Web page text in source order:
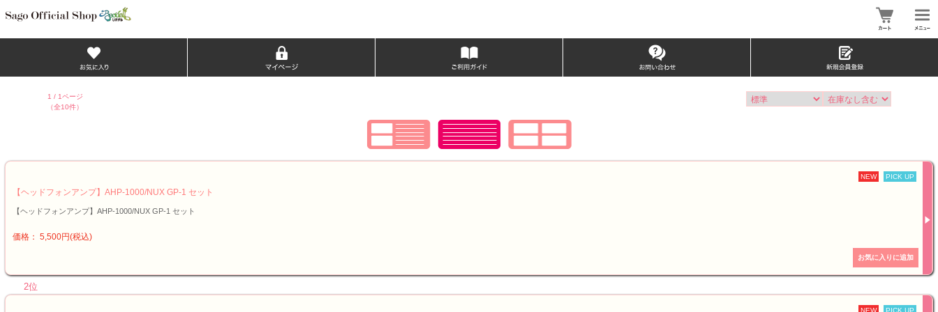
1 / 1ページ
（全10件）
NEW PICK UP
【ヘッドフォンアンプ】AHP-1000/NUX GP-1 セット
【ヘッドフォンアンプ】AHP-1000/NUX GP-1 セット
価格： 5,500円(税込)
2位
NEW PICK UP